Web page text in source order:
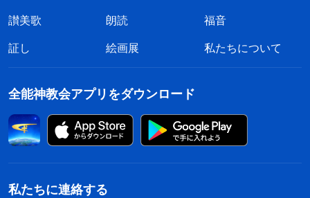
讃美歌
朗読
福音
証し
絵画展 私たちについて
全能神教会アプリをダウンロード
私たちに連絡する